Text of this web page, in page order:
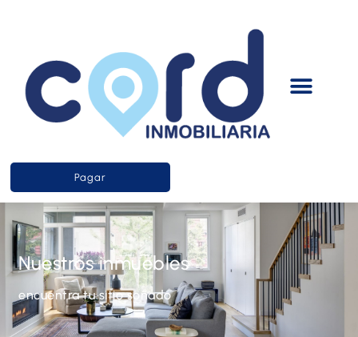
Pagar
Nuestros inmuebles
encuentra tu sitio soñado